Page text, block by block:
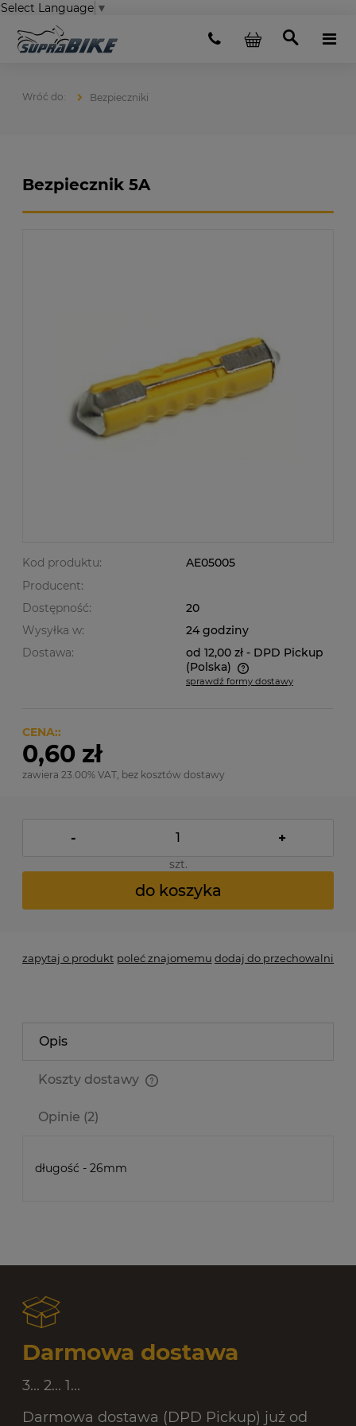
Select Language ▼
Bezpieczniki
Bezpiecznik 5A
Kod produktu:
AE05005
Producent:
Dostępność:
20
Wysyłka w:
24 godziny
Dostawa:
od 12,00 zł - DPD Pickup
(Polska)
Cena nie zawiera ewentualnych kosztów płatności
sprawdź formy dostawy
CENA::
0,60 zł
zawiera 23.00% VAT, bez kosztów dostawy
- +
szt.
do koszyka
zapytaj o produkt poleć znajomemu dodaj do przechowalni
Opis
Koszty dostawy
Opinie (2)
długość - 26mm
Darmowa dostawa
3... 2... 1...
Darmowa dostawa (DPD Pickup) już od